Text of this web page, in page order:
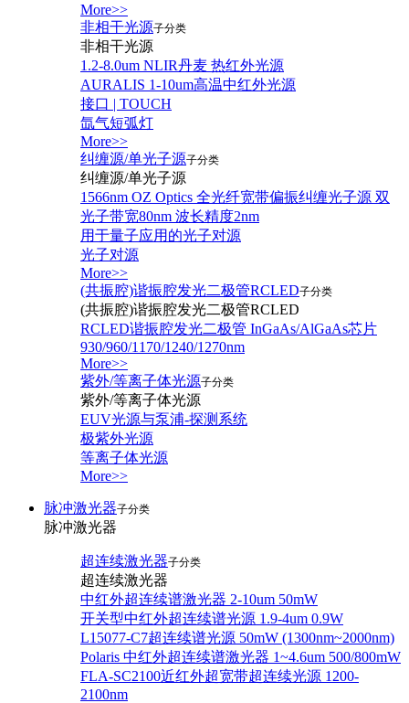
More>>
非相干光源子分类
非相干光源
1.2-8.0um NLIR丹麦 热红外光源
AURALIS 1-10um高温中红外光源
接口 | TOUCH
氙气短弧灯
More>>
纠缠源/单光子源子分类
纠缠源/单光子源
1566nm OZ Optics 全光纤宽带偏振纠缠光子源 双
光子带宽80nm 波长精度2nm
用于量子应用的光子对源
光子对源
More>>
(共振腔)谐振腔发光二极管RCLED子分类
(共振腔)谐振腔发光二极管RCLED
RCLED谐振腔发光二极管 InGaAs/AlGaAs芯片
930/960/1170/1240/1270nm
More>>
紫外/等离子体光源子分类
紫外/等离子体光源
EUV光源与泵浦-探测系统
极紫外光源
等离子体光源
More>>
脉冲激光器子分类
脉冲激光器
超连续激光器子分类
超连续激光器
中红外超连续谱激光器 2-10um 50mW
开关型中红外超连续谱光源 1.9-4um 0.9W
L15077-C7超连续谱光源 50mW (1300nm~2000nm)
Polaris 中红外超连续谱激光器 1~4.6um 500/800mW
FLA-SC2100近红外超宽带超连续光源 1200-
2100nm